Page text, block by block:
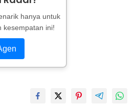
hanya untuk
kesempatan ini!